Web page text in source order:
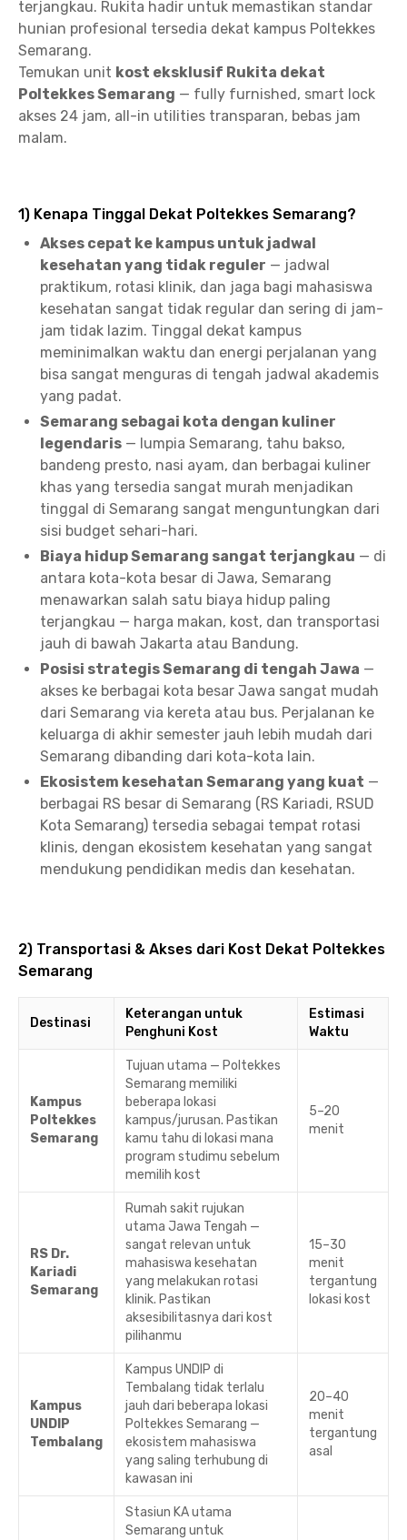
terjangkau. Rukita hadir untuk memastikan standar
hunian profesional tersedia dekat kampus Poltekkes
Semarang.
Temukan unit kost eksklusif Rukita dekat
Poltekkes Semarang — fully furnished, smart lock
akses 24 jam, all-in utilities transparan, bebas jam
malam.
1) Kenapa Tinggal Dekat Poltekkes Semarang?
Akses cepat ke kampus untuk jadwal
kesehatan yang tidak reguler — jadwal
praktikum, rotasi klinik, dan jaga bagi mahasiswa
kesehatan sangat tidak regular dan sering di jam-
jam tidak lazim. Tinggal dekat kampus
meminimalkan waktu dan energi perjalanan yang
bisa sangat menguras di tengah jadwal akademis
yang padat.
Semarang sebagai kota dengan kuliner
legendaris — lumpia Semarang, tahu bakso,
bandeng presto, nasi ayam, dan berbagai kuliner
khas yang tersedia sangat murah menjadikan
tinggal di Semarang sangat menguntungkan dari
sisi budget sehari-hari.
Biaya hidup Semarang sangat terjangkau — di
antara kota-kota besar di Jawa, Semarang
menawarkan salah satu biaya hidup paling
terjangkau — harga makan, kost, dan transportasi
jauh di bawah Jakarta atau Bandung.
Posisi strategis Semarang di tengah Jawa —
akses ke berbagai kota besar Jawa sangat mudah
dari Semarang via kereta atau bus. Perjalanan ke
keluarga di akhir semester jauh lebih mudah dari
Semarang dibanding dari kota-kota lain.
Ekosistem kesehatan Semarang yang kuat —
berbagai RS besar di Semarang (RS Kariadi, RSUD
Kota Semarang) tersedia sebagai tempat rotasi
klinis, dengan ekosistem kesehatan yang sangat
mendukung pendidikan medis dan kesehatan.
2) Transportasi & Akses dari Kost Dekat Poltekkes
Semarang
Destinasi
Keterangan untuk
Penghuni Kost
Estimasi
Waktu
Kampus
Poltekkes
Semarang
Tujuan utama — Poltekkes
Semarang memiliki
beberapa lokasi
kampus/jurusan. Pastikan
kamu tahu di lokasi mana
program studimu sebelum
memilih kost
5–20
menit
RS Dr.
Kariadi
Semarang
Rumah sakit rujukan
utama Jawa Tengah —
sangat relevan untuk
mahasiswa kesehatan
yang melakukan rotasi
klinik. Pastikan
aksesibilitasnya dari kost
pilihanmu
15–30
menit
tergantung
lokasi kost
Kampus
UNDIP
Tembalang
Kampus UNDIP di
Tembalang tidak terlalu
jauh dari beberapa lokasi
Poltekkes Semarang —
ekosistem mahasiswa
yang saling terhubung di
kawasan ini
20–40
menit
tergantung
asal
Stasiun KA utama
Semarang untuk